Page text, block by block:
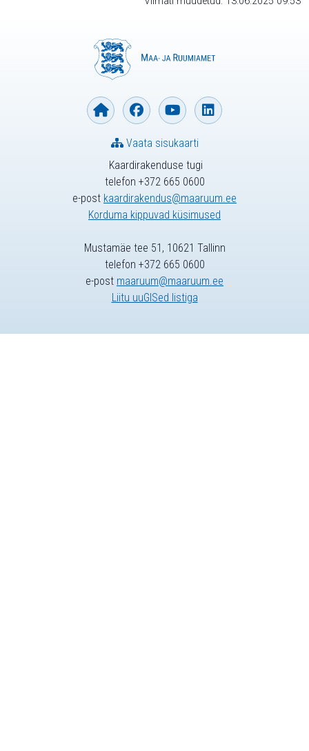
Kaardirakenduse tugi
telefon +372 665 0600
e-post kaardirakendus@maaruum.ee
Korduma kippuvad küsimused
Vaata sisukaarti
Mustamäe tee 51, 10621 Tallinn
telefon +372 665 0600
e-post maaruum@maaruum.ee
Liitu uuGISed listiga